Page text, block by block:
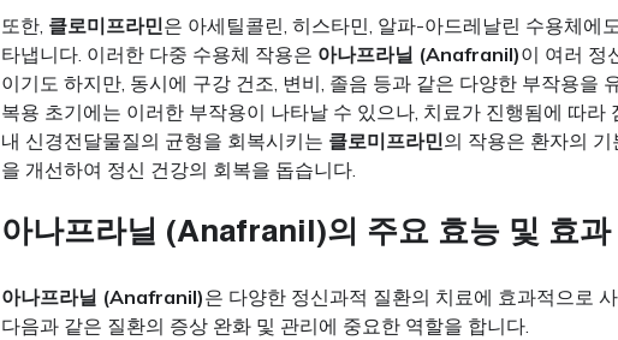
또한, 클로미프라민은 아세틸콜린, 히스타민, 알파-아드레날린 수용체에
타냅니다. 이러한 다중 수용체 작용은 아나프라닐 (Anafranil)이 여러 정
이기도 하지만, 동시에 구강 건조, 변비, 졸음 등과 같은 다양한 부작용을
복용 초기에는 이러한 부작용이 나타날 수 있으나, 치료가 진행됨에 따라
내 신경전달물질의 균형을 회복시키는 클로미프라민의 작용은 환자의
을 개선하여 정신 건강의 회복을 돕습니다.
아나프라닐 (Anafranil)의 주요 효능 및 효과
아나프라닐 (Anafranil)은 다양한 정신과적 질환의 치료에 효과적으로
다음과 같은 질환의 증상 완화 및 관리에 중요한 역할을 합니다.